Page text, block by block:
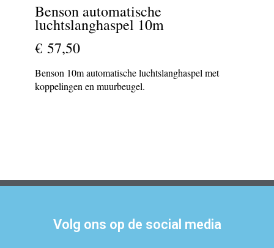
Benson automatische
luchtslanghaspel 10m
€ 57,50
Benson 10m automatische luchtslanghaspel met
koppelingen en muurbeugel.
Volg ons op de social media